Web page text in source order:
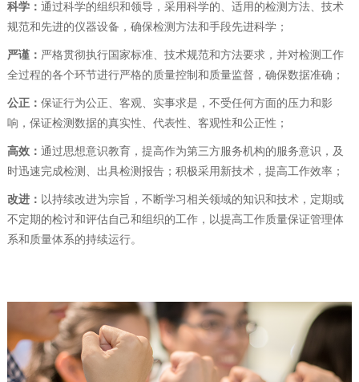
科学： 通过科学的组织和领导，采用科学的、适用的检测方法、技术
规范和先进的仪器设备，确保检测方法和手段先进科学；
严谨： 严格贯彻执行国家标准、技术规范和方法要求，并对检测工作
全过程的各个环节进行严格的质量控制和质量监督，确保数据准确；
公正： 保证行为公正、客观、实事求是，不受任何方面的压力和影
响，保证检测数据的真实性、代表性、客观性和公正性；
高效： 通过思想意识教育，提高作为第三方服务机构的服务意识，及
时迅速完成检测、出具检测报告；积极采用新技术，提高工作效率；
改进： 以持续改进为宗旨，不断学习相关领域的知识和技术，定期或
不定期的检讨和评估自己和组织的工作，以提高工作质量保证管理体
系和质量体系的持续运行。